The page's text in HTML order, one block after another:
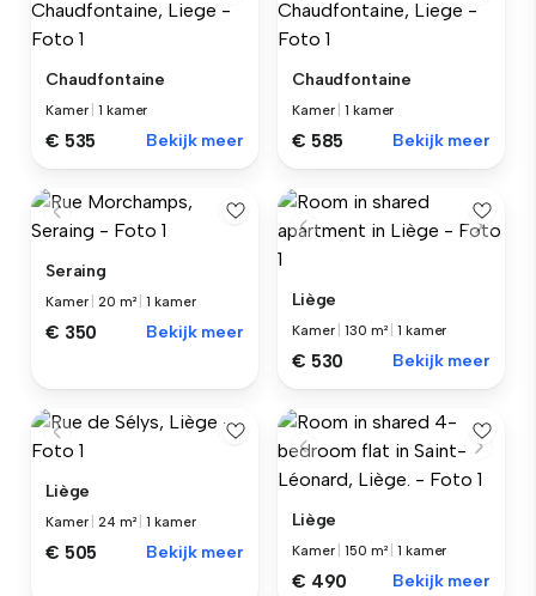
Chaudfontaine
Kamer |1 kamer
€ 535 Bekijk meer
Chaudfontaine
Kamer |1 kamer
€ 585 Bekijk meer
Seraing
Kamer |20 m² |1 kamer
€ 350 Bekijk meer
Liège
Kamer |130 m² |1 kamer
€ 530 Bekijk meer
Liège
Kamer |24 m² |1 kamer
€ 505 Bekijk meer
Liège
Kamer |150 m² |1 kamer
€ 490 Bekijk meer